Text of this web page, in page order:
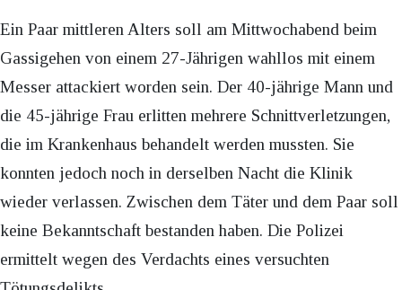
Ein Paar mittleren Alters soll am Mittwochabend beim
Gassigehen von einem 27-Jährigen wahllos mit einem
Messer attackiert worden sein. Der 40-jährige Mann und
die 45-jährige Frau erlitten mehrere Schnittverletzungen,
die im Krankenhaus behandelt werden mussten. Sie
konnten jedoch noch in derselben Nacht die Klinik
wieder verlassen. Zwischen dem Täter und dem Paar soll
keine Bekanntschaft bestanden haben. Die Polizei
ermittelt wegen des Verdachts eines versuchten